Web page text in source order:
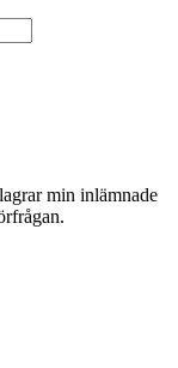
min inlämnade